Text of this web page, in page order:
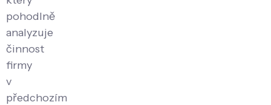
pohodlně
analyzuje
činnost
firmy
v
předchozím